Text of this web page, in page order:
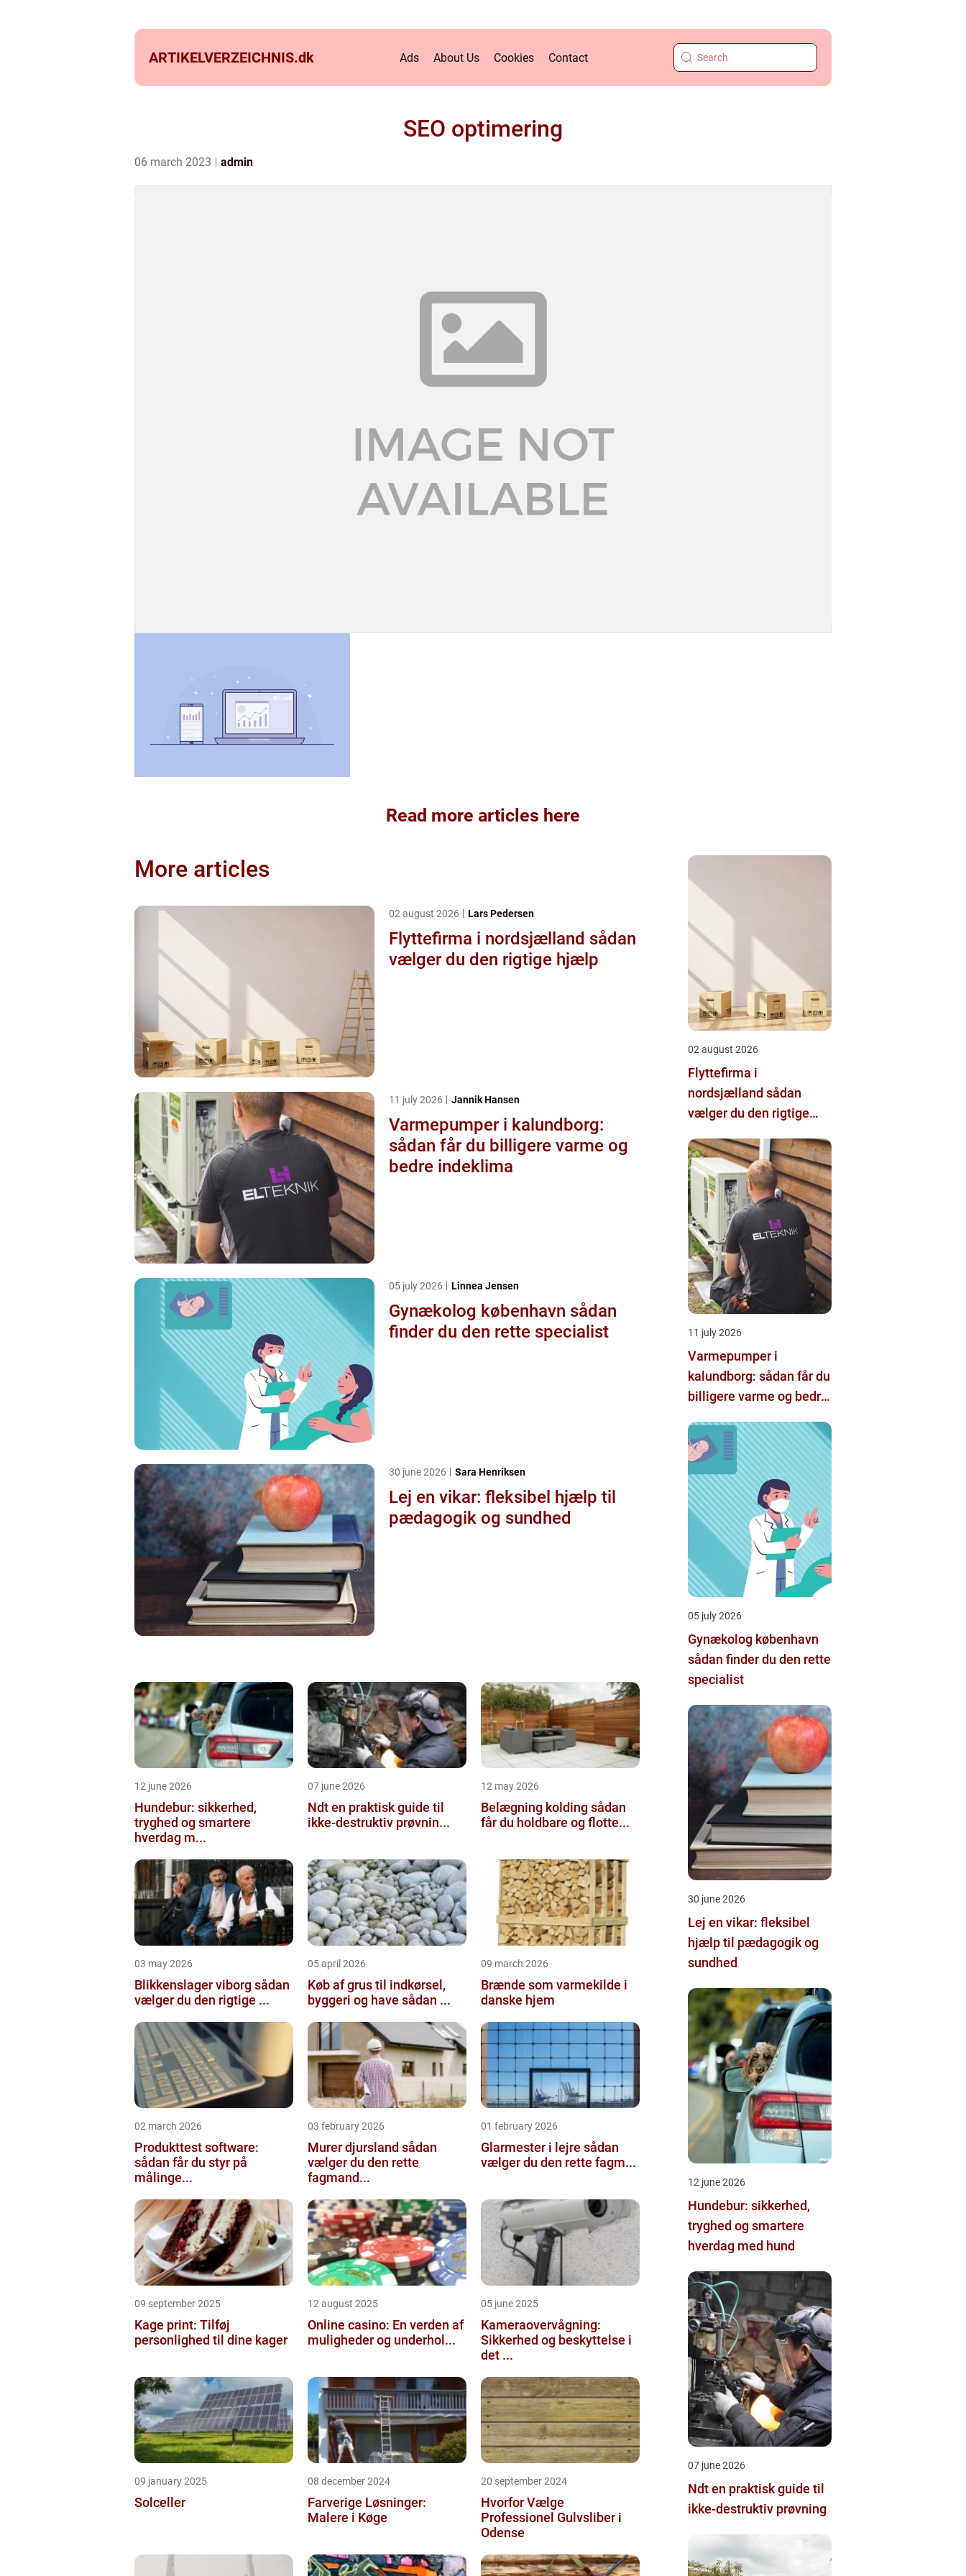
ARTIKELVERZEICHNIS.dk Ads About Us Cookies Contact
SEO optimering
06 march 2023 admin
Read more articles here
More articles
02 august 2026 Lars Pedersen
Flyttefirma i nordsjælland sådan
vælger du den rigtige hjælp
11 july 2026 Jannik Hansen
Varmepumper i kalundborg:
sådan får du billigere varme og
bedre indeklima
05 july 2026 Linnea Jensen
Gynækolog københavn sådan
finder du den rette specialist
30 june 2026 Sara Henriksen
Lej en vikar: fleksibel hjælp til
pædagogik og sundhed
12 june 2026
Hundebur: sikkerhed,
tryghed og smartere
hverdag m...
07 june 2026
Ndt en praktisk guide til
ikke-destruktiv prøvnin...
12 may 2026
Belægning kolding sådan
får du holdbare og flotte...
03 may 2026
Blikkenslager viborg sådan
vælger du den rigtige ...
05 april 2026
Køb af grus til indkørsel,
byggeri og have sådan ...
09 march 2026
Brænde som varmekilde i
danske hjem
02 march 2026
Produkttest software:
sådan får du styr på
målinge...
03 february 2026
Murer djursland sådan
vælger du den rette
fagmand...
01 february 2026
Glarmester i lejre sådan
vælger du den rette fagm...
09 september 2025
Kage print: Tilføj
personlighed til dine kager
12 august 2025
Online casino: En verden af
muligheder og underhol...
05 june 2025
Kameraovervågning:
Sikkerhed og beskyttelse i
det ...
09 january 2025
Solceller
08 december 2024
Farverige Løsninger:
Malere i Køge
20 september 2024
Hvorfor Vælge
Professionel Gulvsliber i
Odense
02 august 2026
Flyttefirma i
nordsjælland sådan
vælger du den rigtige
11 july 2026
Varmepumper i
kalundborg: sådan får du
billigere varme og bedre
05 july 2026
Gynækolog københavn
sådan finder du den rette
specialist
30 june 2026
Lej en vikar: fleksibel
hjælp til pædagogik og
sundhed
12 june 2026
Hundebur: sikkerhed,
tryghed og smartere
hverdag med hund
07 june 2026
Ndt en praktisk guide til
ikke-destruktiv prøvning